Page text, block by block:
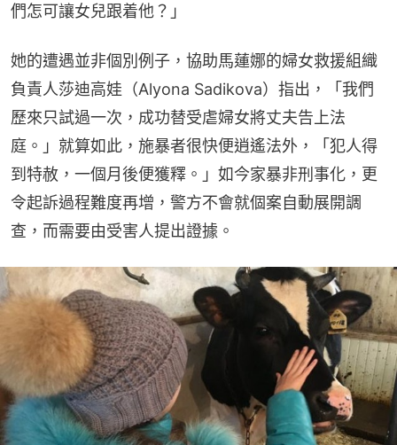
們怎可讓女兒跟着他？」
她的遭遇並非個別例子，協助馬蓮娜的婦女救援組織
負責人莎迪高娃（Alyona Sadikova）指出，「我們
歷來只試過一次，成功替受虐婦女將丈夫告上法
庭。」就算如此，施暴者很快便逍遙法外，「犯人得
到特赦，一個月後便獲釋。」如今家暴非刑事化，更
令起訴過程難度再增，警方不會就個案自動展開調
查，而需要由受害人提出證據。